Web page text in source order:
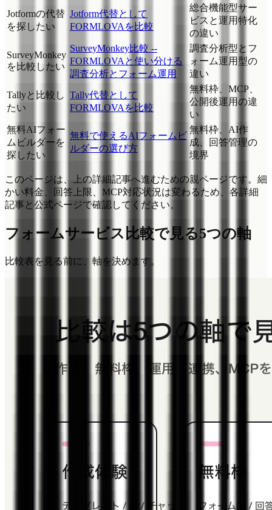
Jotformの代替
を探したい
Jotform代替として
FORMLOVAを比較
総合機能型サー
ビスと運用特化
の違い
SurveyMonkey
を比較したい
SurveyMonkey比較 --
FORMLOVAと使い分ける
調査分析とフォーム運用
調査分析型とフ
ォーム運用型の
違い
Tallyと比較し
たい
Tally代替として
FORMLOVAを比較
無料枠、MCP、
公開後運用の違
い
無料AIフォー
ムビルダーを
探したい
無料で使えるAIフォームビ
ルダーの選び方
無料枠、AI作
成、回答管理の
境界
このページは、上の詳細記事へ進むための親ページです。細
かい料金、回答上限、MCP対応状況は変わるため、各詳細
記事と公式ページで確認してください。
フォームサービス比較で見る5つの軸
比較表を見る前に、軸を決めます。